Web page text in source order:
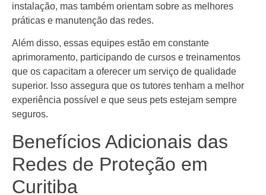
instalação, mas também orientam sobre as melhores
práticas e manutenção das redes.
Além disso, essas equipes estão em constante
aprimoramento, participando de cursos e treinamentos
que os capacitam a oferecer um serviço de qualidade
superior. Isso assegura que os tutores tenham a melhor
experiência possível e que seus pets estejam sempre
seguros.
Benefícios Adicionais das
Redes de Proteção em
Curitiba